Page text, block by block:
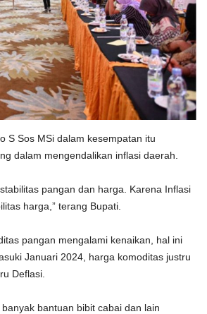
S Sos MSi dalam kesempatan itu
dalam mengendalikan inflasi daerah.
pangan dan harga. Karena Inflasi
harga,” terang Bupati.
pangan mengalami kenaikan, hal ini
Januari 2024, harga komoditas justru
Deflasi.
bantuan bibit cabai dan lain